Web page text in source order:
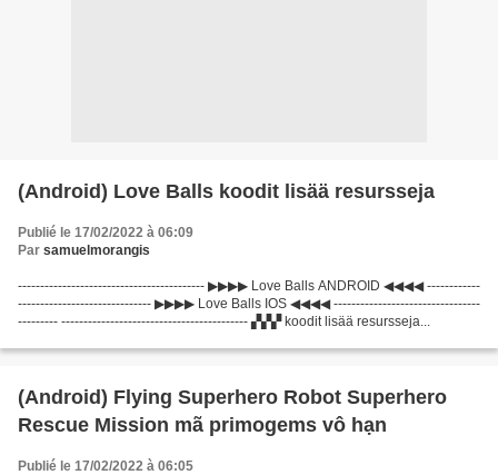
(Android) Love Balls koodit lisää resursseja
Publié le 17/02/2022 à 06:09
Par samuelmorangis
------------------------------------------ ▶▶▶▶ Love Balls ANDROID ◀◀◀◀ ------------
------------------------------ ▶▶▶▶ Love Balls IOS ◀◀◀◀ ---------------------------------
--------- ------------------------------------------ ▞▞▞ koodit lisää resursseja...
(Android) Flying Superhero Robot Superhero
Rescue Mission mã primogems vô hạn
Publié le 17/02/2022 à 06:05